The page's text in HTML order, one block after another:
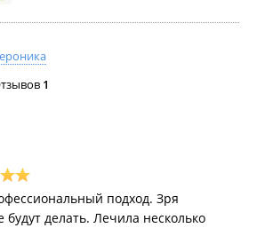
1
подход. Зря
делать. Лечила несколько